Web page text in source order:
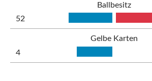
Ballbesitz
52
Gelbe Karten
4